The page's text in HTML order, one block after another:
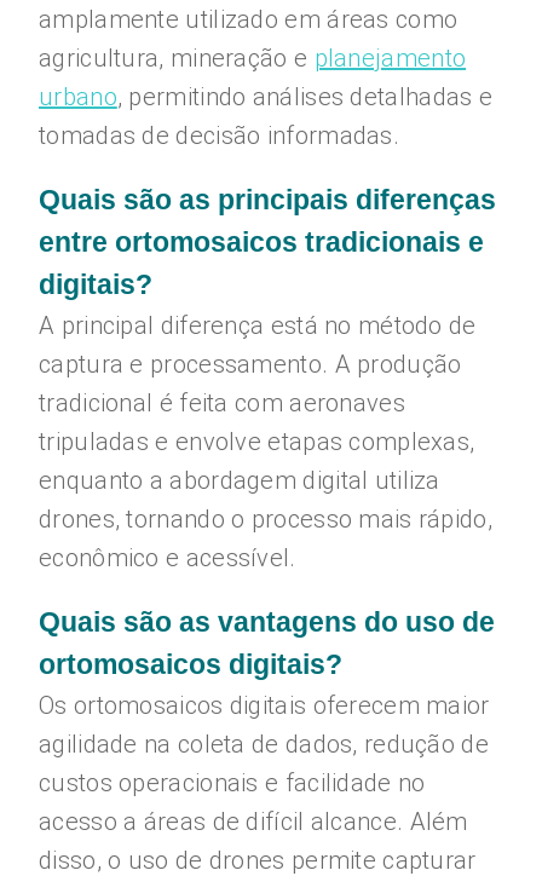
amplamente utilizado em áreas como
agricultura, mineração e planejamento
urbano, permitindo análises detalhadas e
tomadas de decisão informadas.
Quais são as principais diferenças
entre ortomosaicos tradicionais e
digitais?
A principal diferença está no método de
captura e processamento. A produção
tradicional é feita com aeronaves
tripuladas e envolve etapas complexas,
enquanto a abordagem digital utiliza
drones, tornando o processo mais rápido,
econômico e acessível.
Quais são as vantagens do uso de
ortomosaicos digitais?
Os ortomosaicos digitais oferecem maior
agilidade na coleta de dados, redução de
custos operacionais e facilidade no
acesso a áreas de difícil alcance. Além
disso, o uso de drones permite capturar